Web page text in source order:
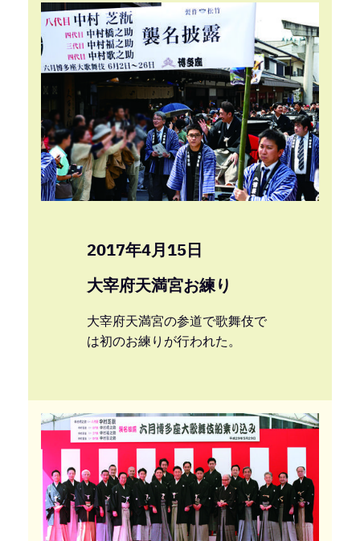
2017年4月15日
大宰府天満宮お練り
大宰府天満宮の参道で歌舞伎で
は初のお練りが行われた。